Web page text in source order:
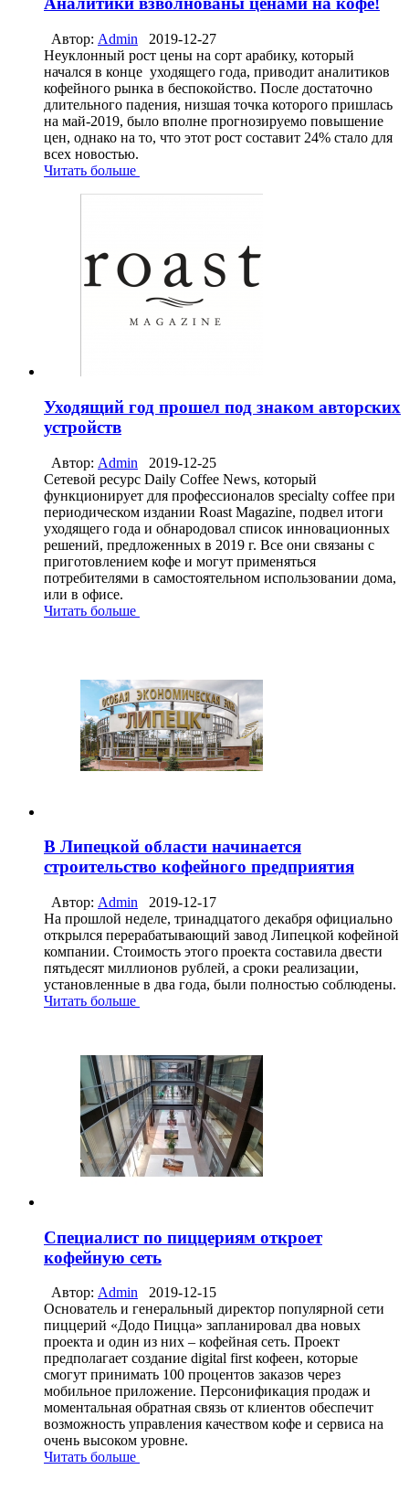
Автор: Admin
2019-12-27
Неуклонный рост цены на сорт арабику, который
начался в конце уходящего года, приводит аналитиков
кофейного рынка в беспокойство. После достаточно
длительного падения, низшая точка которого пришлась
на май-2019, было вполне прогнозируемо повышение
цен, однако на то, что этот рост составит 24% стало для
всех новостью.
Читать больше
Уходящий год прошел под знаком авторских
устройств
Автор: Admin
2019-12-25
Сетевой ресурс Daily Coffee News, который
функционирует для профессионалов specialty coffee при
периодическом издании Roast Magazine, подвел итоги
уходящего года и обнародовал список инновационных
решений, предложенных в 2019 г. Все они связаны с
приготовлением кофе и могут применяться
потребителями в самостоятельном использовании дома,
или в офисе.
Читать больше
В Липецкой области начинается
строительство кофейного предприятия
Автор: Admin
2019-12-17
На прошлой неделе, тринадцатого декабря официально
открылся перерабатывающий завод Липецкой кофейной
компании. Стоимость этого проекта составила двести
пятьдесят миллионов рублей, а сроки реализации,
установленные в два года, были полностью соблюдены.
Читать больше
Специалист по пиццериям откроет
кофейную сеть
Автор: Admin
2019-12-15
Основатель и генеральный директор популярной сети
пиццерий «Додо Пицца» запланировал два новых
проекта и один из них – кофейная сеть. Проект
предполагает создание digital first кофеен, которые
смогут принимать 100 процентов заказов через
мобильное приложение. Персонификация продаж и
моментальная обратная связь от клиентов обеспечит
возможность управления качеством кофе и сервиса на
очень высоком уровне.
Читать больше